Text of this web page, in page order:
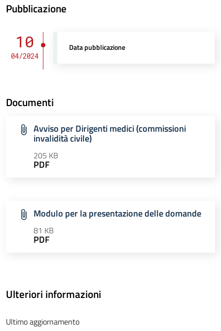
Pubblicazione
10
04/2024
Data pubblicazione
Documenti
Avviso per Dirigenti medici (commissioni
invalidità civile)
205 KB
PDF
Modulo per la presentazione delle domande
81 KB
PDF
Ulteriori informazioni
Ultimo aggiornamento